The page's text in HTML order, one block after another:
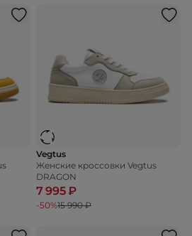
Vegtus
Женские кроссовки Vegtus
DRAGON
7 995 ₽
-50%15 990 ₽